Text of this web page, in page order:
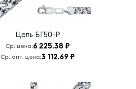
Цепь БГ50-Р
Ср. цена:6 225.38 ₽
Ср. опт. цена:3 112.69 ₽